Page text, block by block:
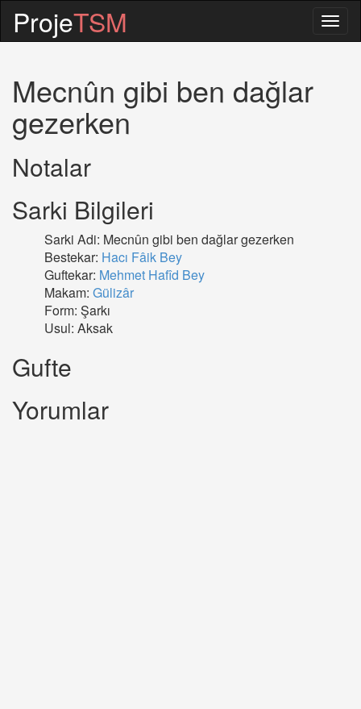
ProjeTSM
Mecnûn gibi ben dağlar
gezerken
Notalar
Sarki Bilgileri
Sarki Adi: Mecnûn gibi ben dağlar gezerken
Bestekar: Hacı Fâik Bey
Guftekar: Mehmet Hafîd Bey
Makam: Gülizâr
Form: Şarkı
Usul: Aksak
Gufte
Yorumlar